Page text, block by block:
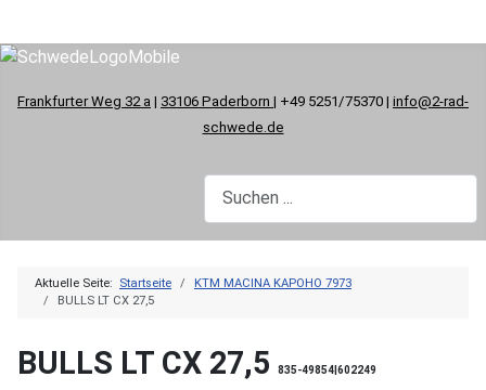
Frankfurter Weg 32 a | 33106 Paderborn | +49 5251/75370 | info@2-rad-
schwede.de
Aktuelle Seite: Startseite
KTM MACINA KAPOHO 7973
BULLS LT CX 27,5
BULLS LT CX 27,5 835-49854|602249